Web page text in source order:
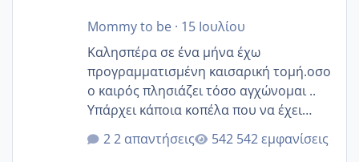
Mommy to be· 15 Ιουλίου
Καλησπέρα σε ένα μήνα έχω
προγραμματισμένη καισαρική τομή.οσο
ο καιρός πλησιάζει τόσο αγχώνομαι ..
Υπάρχει κάποια κοπέλα που να έχει
παρόμοιο ιστορικό να μας πει την
εμπειρία της;Να σημειώσω είναι η
2 απαντήσεις 542 εμφανίσεις